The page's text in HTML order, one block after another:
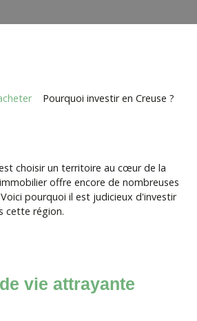
Pourquoi investir en Creuse ?
choisir un territoire au cœur de la
offre encore de nombreuses
pourquoi il est judicieux d'investir
cette région.
vie attrayante